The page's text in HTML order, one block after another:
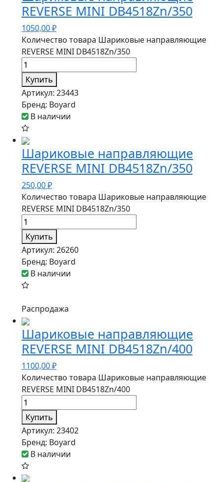
REVERSE MINI DB4518Zn/350
1050,00₽
Количество товара Шариковые направляющие
REVERSE MINI DB4518Zn/350
Купить
Артикул: 23443
Бренд: Boyard
В наличии
Шариковые направляющие
REVERSE MINI DB4518Zn/350
250,00₽
Количество товара Шариковые направляющие
REVERSE MINI DB4518Zn/350
Купить
Артикул: 26260
Бренд: Boyard
В наличии
Распродажа
Шариковые направляющие
REVERSE MINI DB4518Zn/400
1100,00₽
Количество товара Шариковые направляющие
REVERSE MINI DB4518Zn/400
Купить
Артикул: 23402
Бренд: Boyard
В наличии